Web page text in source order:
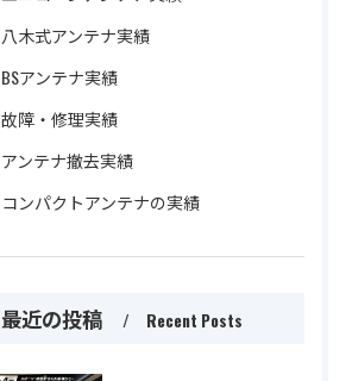
八木式アンテナ実績
BSアンテナ実績
故障・修理実績
アンテナ撤去実績
コンパクトアンテナの実績
最近の投稿 Recent Posts